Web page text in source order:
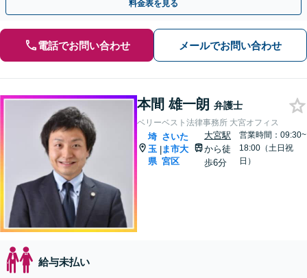
料金表を見る
電話でお問い合わせ メールでお問い合わせ
本間 雄一朗 弁護士
ベリーベスト法律事務所 大宮オフィス
埼
玉
県
|
さいた
ま市大
宮区
大宮駅
から徒
歩6分
営業時間：09:30~
18:00（土日祝
日）
給与未払い